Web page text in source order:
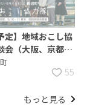
定】地域おこし協
会（大阪、京都、
集！
55
もっと見る